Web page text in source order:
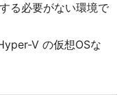
る必要がない環境で
V の仮想OSな